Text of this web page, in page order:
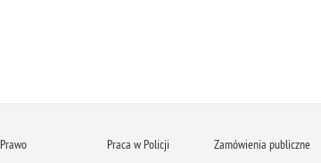
Prawo Praca w Policji Zamówienia publiczne